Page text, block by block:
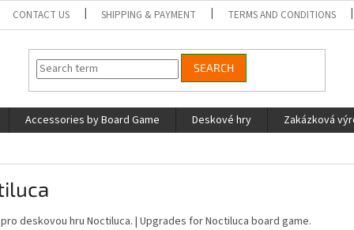
CONTACT US SHIPPING & PAYMENT TERMS AND CONDITIONS
SEARCH
Accessories by Board Game Deskové hry Zakázková
deskovou hru Noctiluca. | Upgrades for Noctiluca board game.